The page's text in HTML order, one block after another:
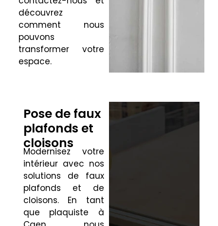
découvrez
comment nous
pouvons
transformer votre
espace.
Pose de faux
plafonds et
cloisons
Modernisez votre
intérieur avec nos
solutions de faux
plafonds et de
cloisons. En tant
que plaquiste à